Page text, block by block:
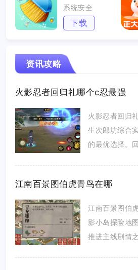
系统安全
下载
资讯攻略
火影忍者回归礼哪个c忍最强
火影忍者回归
生次郎坊综合
的最优选择。
江南百景图伯虎青鸟在哪
江南百景图伯
影小岛探险地
推进主线剧情